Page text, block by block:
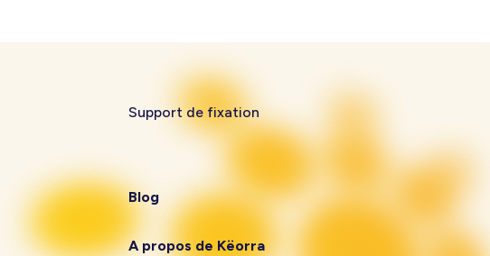
Support de fixation
Blog
A propos de Këorra